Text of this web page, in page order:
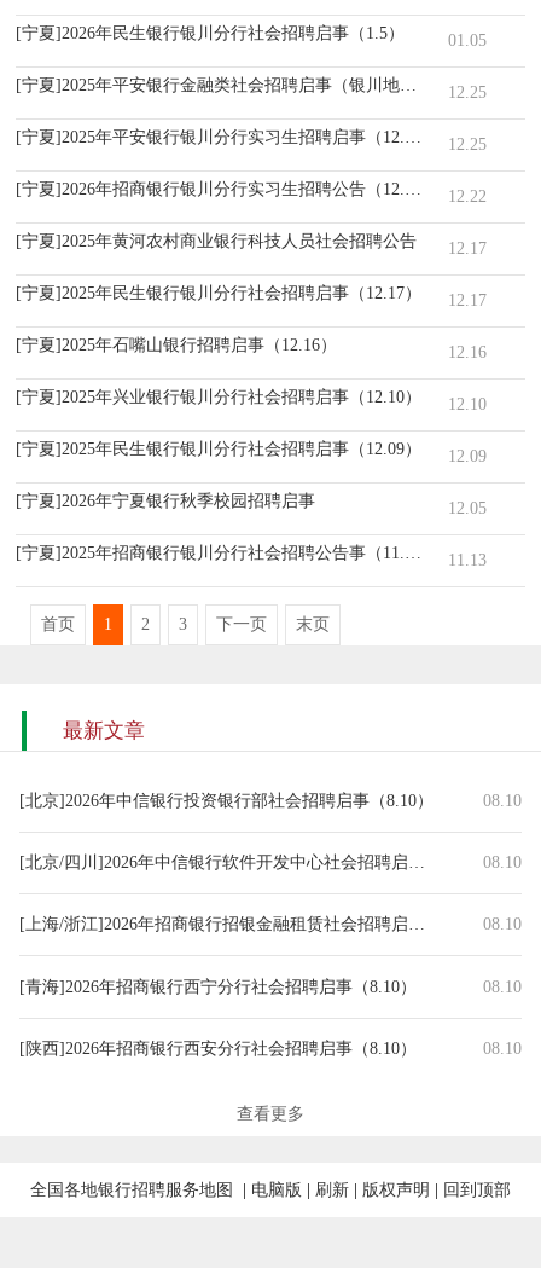
[宁夏]2026年民生银行银川分行社会招聘启事（1.5） 01.05
[宁夏]2025年平安银行金融类社会招聘启事（银川地区） 12.25
[宁夏]2025年平安银行银川分行实习生招聘启事（12.25） 12.25
[宁夏]2026年招商银行银川分行实习生招聘公告（12.22） 12.22
[宁夏]2025年黄河农村商业银行科技人员社会招聘公告 12.17
[宁夏]2025年民生银行银川分行社会招聘启事（12.17） 12.17
[宁夏]2025年石嘴山银行招聘启事（12.16） 12.16
[宁夏]2025年兴业银行银川分行社会招聘启事（12.10） 12.10
[宁夏]2025年民生银行银川分行社会招聘启事（12.09） 12.09
[宁夏]2026年宁夏银行秋季校园招聘启事 12.05
[宁夏]2025年招商银行银川分行社会招聘公告事（11.13） 11.13
首页 1 2 3 下一页 末页
最新文章
[北京]2026年中信银行投资银行部社会招聘启事（8.10） 08.10
[北京/四川]2026年中信银行软件开发中心社会招聘启事（8.10）08.10
[上海/浙江]2026年招商银行招银金融租赁社会招聘启事（8.10）08.10
[青海]2026年招商银行西宁分行社会招聘启事（8.10） 08.10
[陕西]2026年招商银行西安分行社会招聘启事（8.10） 08.10
[福建]2026年招商银行厦门分行社会招聘启事（8.10）
查看更多
全国各地银行招聘服务地图 电脑版 刷新 版权声明 回到顶部